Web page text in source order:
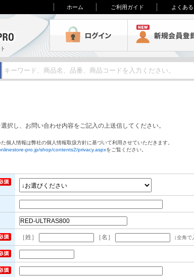
ホーム ご利用ガイド よくあ
択し、お問い合わせ内容をご記入の上送信してください。
個人情報は弊社の個人情報取扱方針に基づいて利用させていただきます。
pro.jp/shop/contents2/privacy.aspxをご覧ください。
［姓］ ［名］ （全角